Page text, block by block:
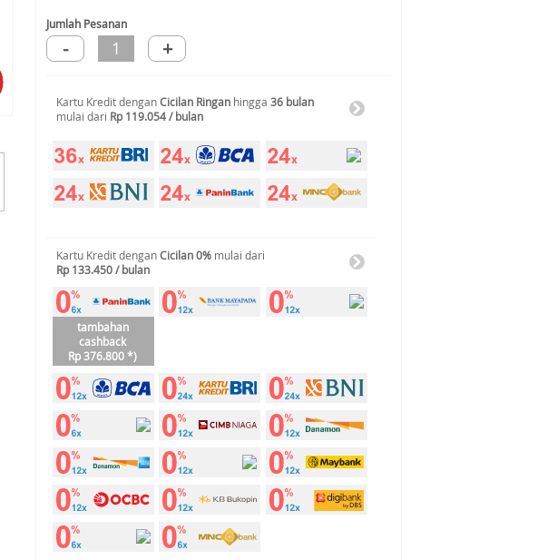
Jumlah Pesanan
- 1 +
Kartu Kredit denganCicilan Ringan hingga 36 bulan
mulai dari Rp 119.054 / bulan
Kartu Kredit denganCicilan 0% mulai dari
Rp 133.450 / bulan
tambahan
cashback
Rp 376.800 *)